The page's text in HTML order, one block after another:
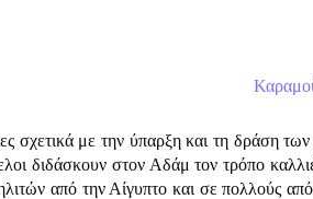
σχετικά με την ύπαρξη και τη δράση
διδάσκουν στον Αδάμ τον τρόπο
από την Αίγυπτο και σε πολλούς